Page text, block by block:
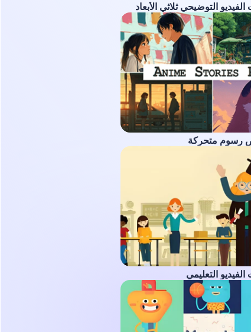
التوضيحي ثلاثي الأبعاد
رسوم متحركة
التعليمي